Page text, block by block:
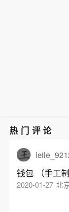
热门评论
钱包 （手工
2020-01-27 北